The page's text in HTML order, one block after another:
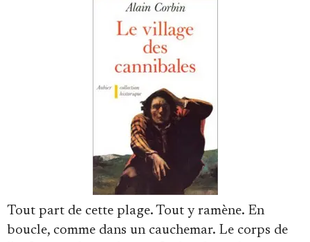
Tout part de cette plage. Tout y ramène. En
boucle, comme dans un cauchemar. Le corps de